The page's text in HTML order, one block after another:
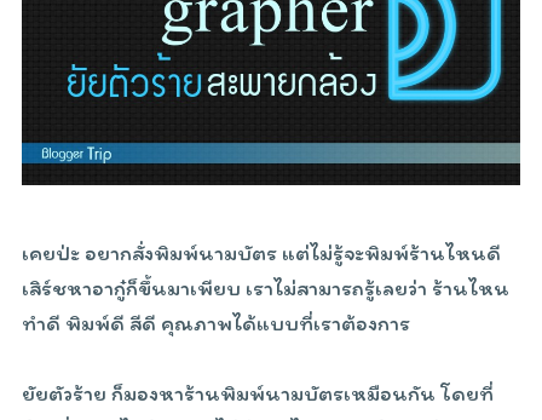
เคยป่ะ อยากสั่งพิมพ์นามบัตร แต่ไม่รู้จะพิมพ์ร้านไหนดี
เสิร์ชหาอากู๋ก็ขึ้นมาเพียบ เราไม่สามารถรู้เลยว่า ร้านไหน
ทำดี พิมพ์ดี สีดี คุณภาพได้แบบที่เราต้องการ
ยัยตัวร้าย ก็มองหาร้านพิมพ์นามบัตรเหมือนกัน โดยที่